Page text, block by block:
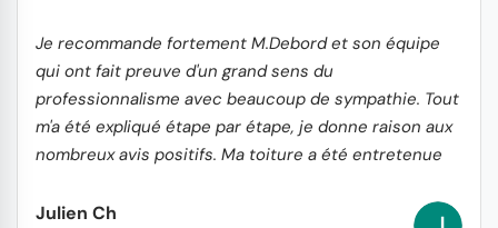
Je recommande fortement M.Debord et son équipe
qui ont fait preuve d'un grand sens du
professionnalisme avec beaucoup de sympathie. Tout
m'a été expliqué étape par étape, je donne raison aux
nombreux avis positifs. Ma toiture a été entretenue
hauteur de ma satisfaction. Merci !
Julien Ch